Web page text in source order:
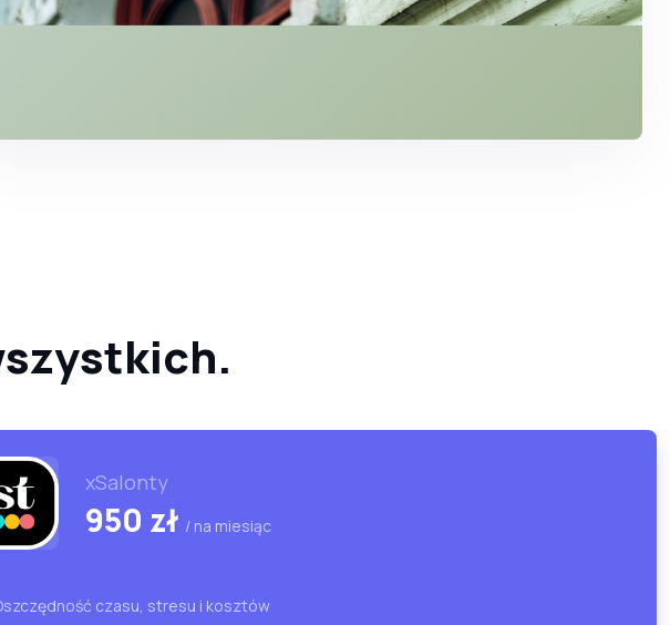
xSalonty
950 zł / na miesiąc
czasu, stresu i kosztów